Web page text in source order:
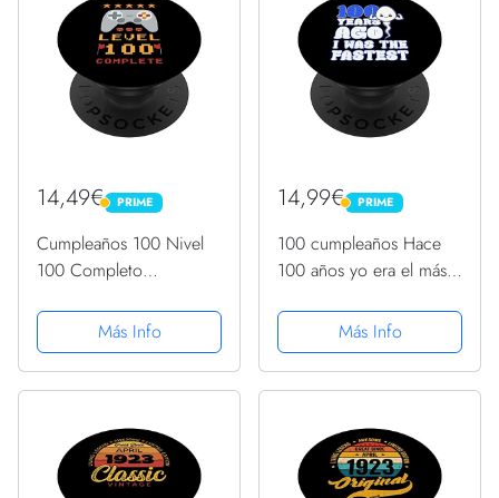
14,49€ PRIME
PRIME
Cumpleaños 100 Nivel
100 Completo
Intercambiable
Más Info
14,99€ PRIME
PRIME
100 cumpleaños Hace
100 años yo era el más
PopGrip Intercambiable
Más Info